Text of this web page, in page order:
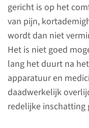
gericht is op het
van pijn,
wordt dan niet
Het is niet goed
lang het duurt na
apparatuur en
daadwerkelijk
redelijke inschatting
lees